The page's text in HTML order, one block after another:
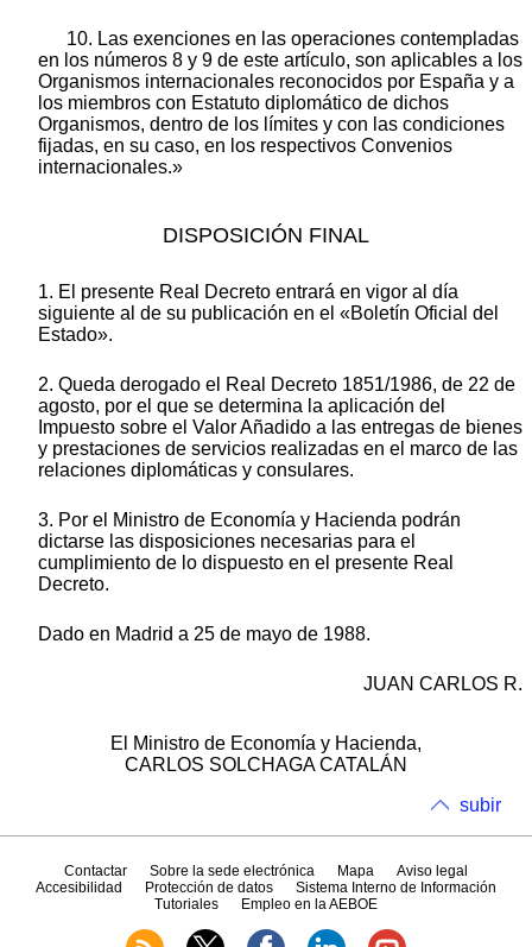
10. Las exenciones en las operaciones contempladas
en los números 8 y 9 de este artículo, son aplicables a los
Organismos internacionales reconocidos por España y a
los miembros con Estatuto diplomático de dichos
Organismos, dentro de los límites y con las condiciones
fijadas, en su caso, en los respectivos Convenios
internacionales.»
DISPOSICIÓN FINAL
1. El presente Real Decreto entrará en vigor al día
siguiente al de su publicación en el «Boletín Oficial del
Estado».
2. Queda derogado el Real Decreto 1851/1986, de 22 de
agosto, por el que se determina la aplicación del
Impuesto sobre el Valor Añadido a las entregas de bienes
y prestaciones de servicios realizadas en el marco de las
relaciones diplomáticas y consulares.
3. Por el Ministro de Economía y Hacienda podrán
dictarse las disposiciones necesarias para el
cumplimiento de lo dispuesto en el presente Real
Decreto.
Dado en Madrid a 25 de mayo de 1988.
JUAN CARLOS R.
El Ministro de Economía y Hacienda,
CARLOS SOLCHAGA CATALÁN
subir
Contactar Sobre la sede electrónica Mapa
Aviso legal
Accesibilidad
Protección de datos
Sistema Interno de Información
Tutoriales
Empleo en la AEBOE